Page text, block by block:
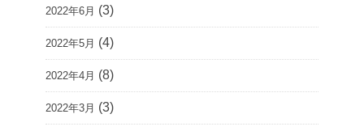
2022年6月 (3)
2022年5月 (4)
2022年4月 (8)
2022年3月 (3)